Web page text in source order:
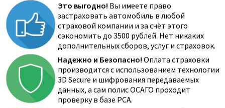
Это выгодно! Вы имеете право
застраховать автомобиль в любой
страховой компании и за счёт этого
сэкономить до 3500 рублей. Нет никаких
дополнительных сборов, услуг и страховок.
Надежно и Безопасно! Оплата страховки
производится с использованием технологии
3D Secure и шифрования передаваемых
данных, а сам полис ОСАГО проходит
проверку в базе РСА.